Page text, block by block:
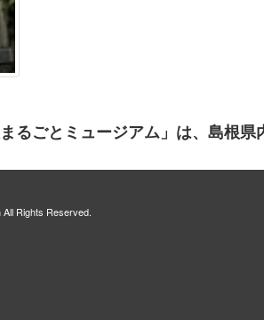
まるごとミュージアム」は、島根
Rights Reserved.